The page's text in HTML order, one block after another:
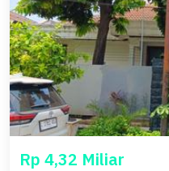
Rp 4,32 Miliar